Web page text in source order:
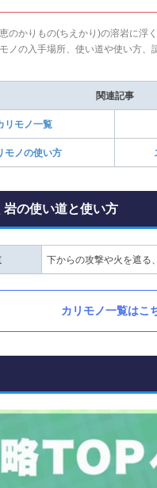
のかりもの(ちえかり)の溶岩に浮
ノの入手場所、使い道や使い方、
関連記事
リモノ一覧
モノの使い方
岩の使い道と使い方
下からの攻撃や火を遮る
カリモノ一覧はこ